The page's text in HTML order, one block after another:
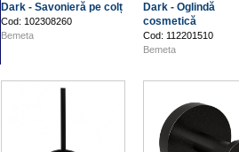
Dark - Savonieră pe colț
Cod: 102308260
Bemeta
Dark - Oglindă
cosmetică
Cod: 112201510
Bemeta